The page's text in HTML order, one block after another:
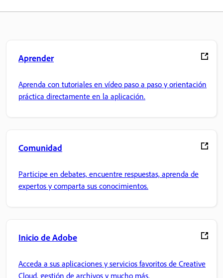
Aprender
Aprenda con tutoriales en vídeo paso a paso y orientación
práctica directamente en la aplicación.
Comunidad
Participe en debates, encuentre respuestas, aprenda de
expertos y comparta sus conocimientos.
Inicio de Adobe
Acceda a sus aplicaciones y servicios favoritos de Creative
Cloud, gestión de archivos y mucho más.